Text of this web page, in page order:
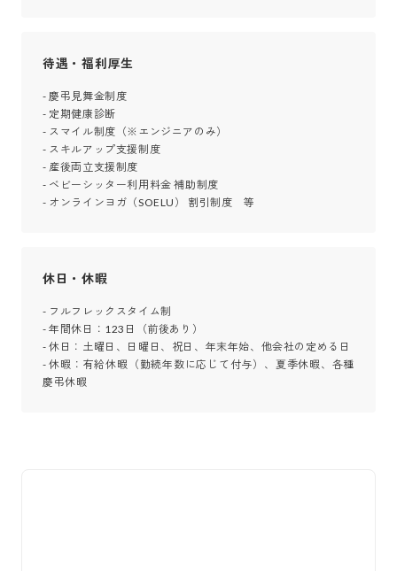
待遇・福利厚生
- 慶弔見舞金制度
- 定期健康診断
- スマイル制度（※エンジニアのみ）
- スキルアップ支援制度
- 産後両立支援制度
- ベビーシッター利用料金 補助制度
- オンラインヨガ（SOELU） 割引制度　等
休日・休暇
- フルフレックスタイム制
- 年間休日：123日（前後あり）
- 休日：土曜日、日曜日、祝日、年末年始、他会社の定める日
- 休暇：有給休暇（勤続年数に応じて付与）、夏季休暇、各種
慶弔休暇